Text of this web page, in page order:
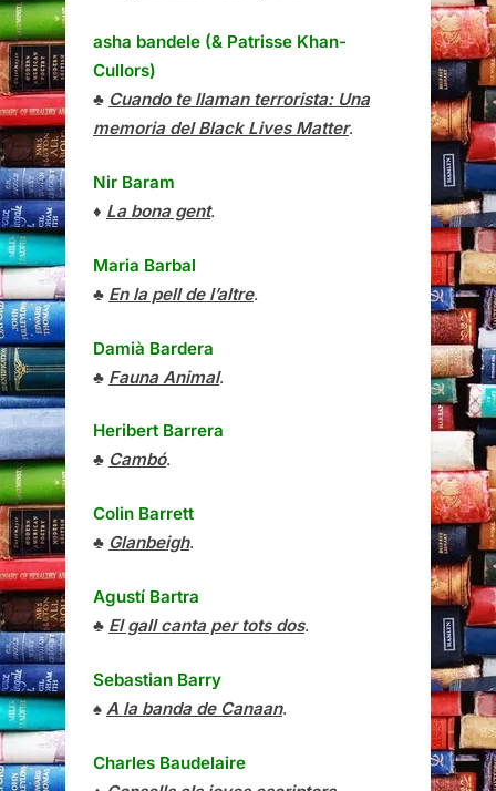
asha bandele (& Patrisse Khan-
Cullors)
♣ Cuando te llaman terrorista: Una
memoria del Black Lives Matter.
Nir Baram
♦ La bona gent.
Maria Barbal
♣ En la pell de l’altre.
Damià Bardera
♣ Fauna Animal.
Heribert Barrera
♣ Cambó.
Colin Barrett
♣ Glanbeigh.
Agustí Bartra
♣ El gall canta per tots dos.
Sebastian Barry
♠ A la banda de Canaan.
Charles Baudelaire